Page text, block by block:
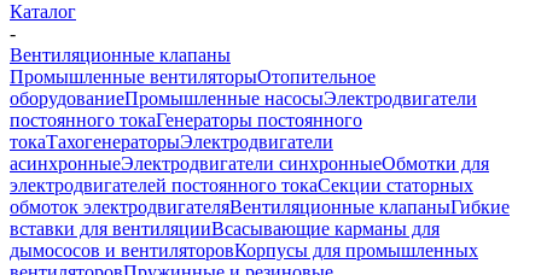
Каталог
-
Вентиляционные клапаны
Промышленные вентиляторыОтопительное
оборудованиеПромышленные насосыЭлектродвигатели
постоянного токаГенераторы постоянного
токаТахогенераторыЭлектродвигатели
асинхронныеЭлектродвигатели синхронныеОбмотки для
электродвигателей постоянного токаСекции статорных
обмоток электродвигателяВентиляционные клапаныГибкие
вставки для вентиляцииВсасывающие карманы для
дымососов и вентиляторовКорпусы для промышленных